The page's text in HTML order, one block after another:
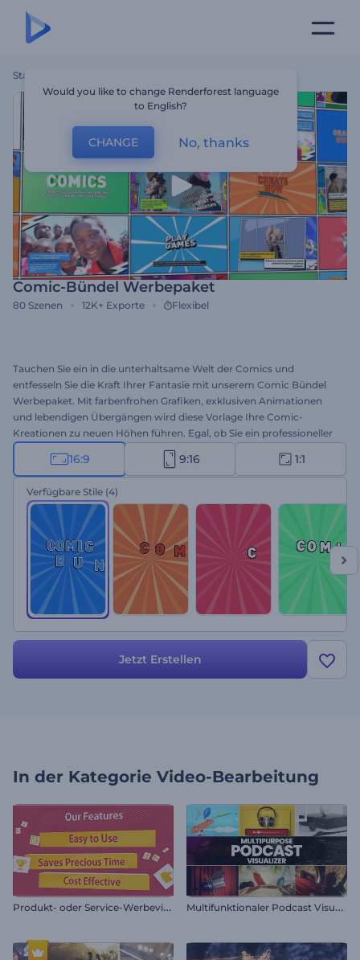
Startseite
Comic-Bündel Werbepaket
80 Szenen 12K+ Exporte Flexibel
Tauchen Sie ein in die unterhaltsame Welt der Comics und
entfesseln Sie die Kraft Ihrer Fantasie mit unserem Comic Bündel
Werbepaket. Mit farbenfrohen Grafiken, exklusiven Animationen
und lebendigen Übergängen wird diese Vorlage Ihre Comic-
Kreationen zu neuen Höhen führen. Egal, ob Sie ein professioneller
Geschichtenerzähler oder ein leidenschaftlicher Neuling sind, mit
dieser benutzerfreundlichen Vorlage wird die Erstellung Ihrer
einzigartigen Storyline zum Kinderspiel. Wählen Sie die Szenen aus,
die Ihren Ideen entsprechen, geben Sie Ihre Texte ein, und schließen
Sie Ihr Video mit einem peppigen Musiktitel und Ihrer eigenen
Stimme ab. Fesseln Sie Ihr Publikum und sorgen Sie dafür, dass es
Ihrer nächsten Veröffentlichung entgegenfiebert - mit Promos, die
sich sehen lassen können. Probieren Sie es jetzt aus!
16:9 9:16 1:1
Verfügbare Stile (4)
Jetzt Erstellen
In der Kategorie Video-Bearbeitung
P
rodukt- oder Service-Werbevideo M
ultifunktionaler Podcast Visualisierer
Would you like to change Renderforest language
to English?
CHANGE No, thanks